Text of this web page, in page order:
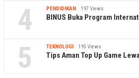
4 PENDIDIKAN 197 Views
BINUS Buka Program
5 TEKNOLOGI 195 Views
Tips Aman Top Up Game